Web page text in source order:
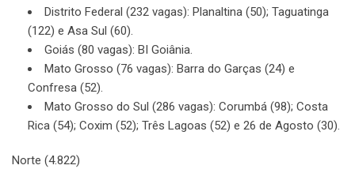
Distrito Federal (232 vagas): Planaltina (50); Taguatinga
(122) e Asa Sul (60).
Goiás (80 vagas): BI Goiânia.
Mato Grosso (76 vagas): Barra do Garças (24) e
Confresa (52).
Mato Grosso do Sul (286 vagas): Corumbá (98); Costa
Rica (54); Coxim (52); Três Lagoas (52) e 26 de Agosto (30).
Norte (4.822)